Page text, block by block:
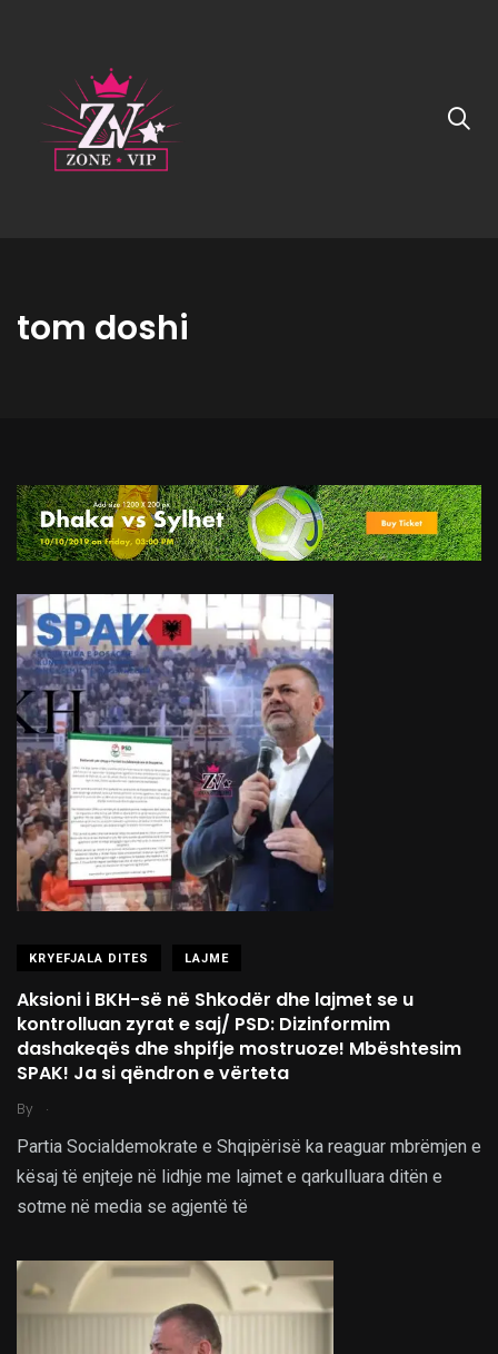
tom doshi
KRYEFJALA DITES LAJME
Aksioni i BKH-së në Shkodër dhe lajmet se u
kontrolluan zyrat e saj/ PSD: Dizinformim
dashakeqës dhe shpifje mostruoze! Mbështesim
SPAK! Ja si qëndron e vërteta
By .
Partia Socialdemokrate e Shqipërisë ka reaguar mbrëmjen e
kësaj të enjteje në lidhje me lajmet e qarkulluara ditën e
sotme në media se agjentë të